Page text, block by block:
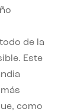
de la
Este
como